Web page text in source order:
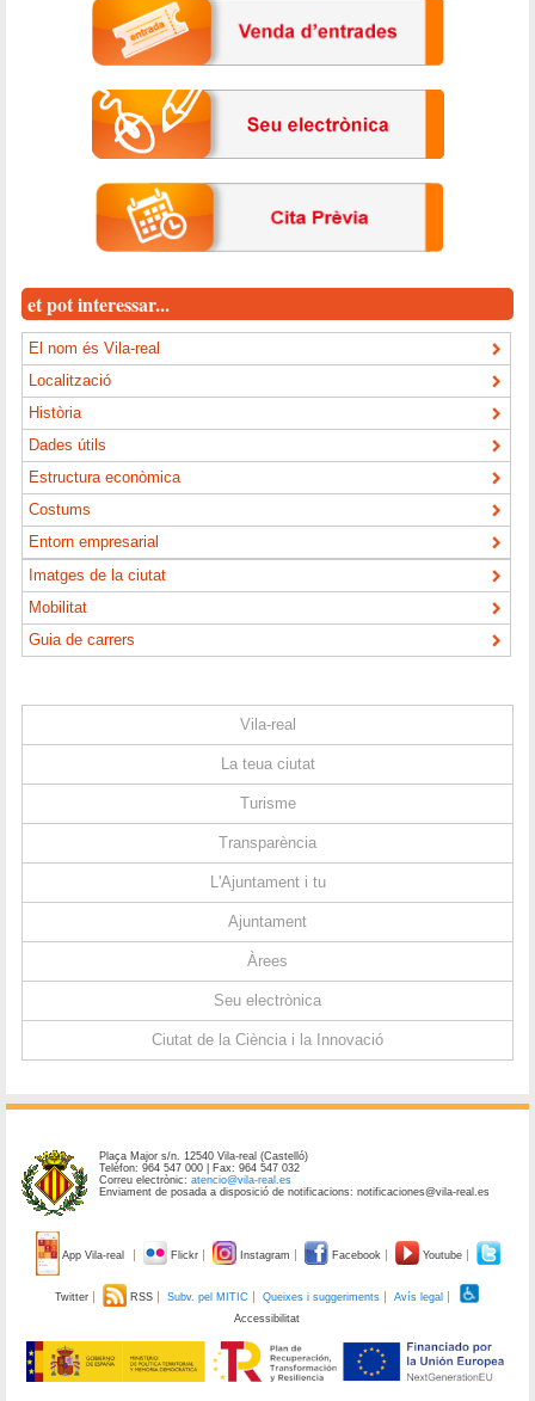
et pot interessar...
El nom és Vila-real
Localització
Història
Dades útils
Estructura econòmica
Costums
Entorn empresarial
Imatges de la ciutat
Mobilitat
Guia de carrers
Vila-real
La teua ciutat
Turisme
Transparència
L'Ajuntament i tu
Ajuntament
Àrees
Seu electrònica
Ciutat de la Ciència i la Innovació
Plaça Major s/n. 12540 Vila-real (Castelló)
Telèfon: 964 547 000 | Fax: 964 547 032
Correu electrònic:atencio@vila-real.es
Enviament de posada a disposició de notificacions: notificaciones@vila-real.es
App Vila-real Flickr Instagram Facebook Youtube
Twitter RSS Subv. pel MITIC Queixes i suggeriments
Avís legal
Accessibilitat